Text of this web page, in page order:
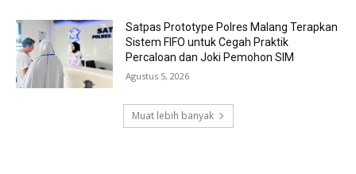
Satpas Prototype Polres Malang Terapkan
Sistem FIFO untuk Cegah Praktik
Percaloan dan Joki Pemohon SIM
Agustus 5, 2026
Muat lebih banyak